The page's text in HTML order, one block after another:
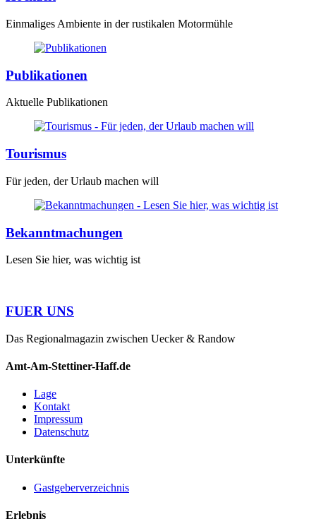
Einmaliges Ambiente in der rustikalen Motormühle
Publikationen
Aktuelle Publikationen
Tourismus
Für jeden, der Urlaub machen will
Bekanntmachungen
Lesen Sie hier, was wichtig ist
FUER UNS
Das Regionalmagazin zwischen Uecker & Randow
Amt-Am-Stettiner-Haff.de
Lage
Kontakt
Impressum
Datenschutz
Unterkünfte
Gastgeberverzeichnis
Erlebnis